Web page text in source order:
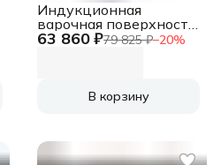
63 860 ₽79 825 ₽−20%
Индукционная
варочная поверхность
Electrolux EIV83443CT
В корзину